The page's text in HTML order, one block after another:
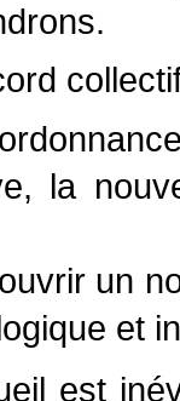
la
un
et
est